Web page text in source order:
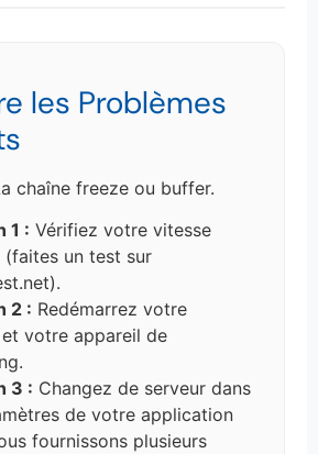
les Problèmes
chaîne freeze ou buffer.
1 : Vérifiez votre vitesse
(faites un test sur
2 : Redémarrez votre
votre appareil de
3 : Changez de serveur dans
de votre application
fournissons plusieurs